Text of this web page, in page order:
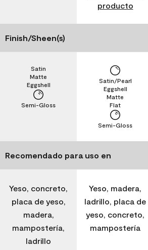
producto
Finish/Sheen(s)
Semi-Gloss
Eggshell
Matte
Satin
Semi-Gloss
Flat
Matte
Eggshell
Satin/Pearl
Recomendado para uso en
Yeso, concreto,
placa de yeso,
madera,
mampostería,
ladrillo
Yeso, madera,
ladrillo, placa de
yeso, concreto,
mampostería